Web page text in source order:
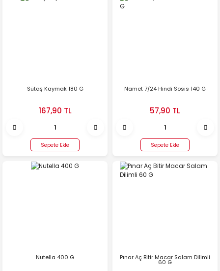
Sütaş Kaymak 180 G
167,90 TL
Sepete Ekle
Namet 7/24 Hindi Sosis 140 G
57,90 TL
Sepete Ekle
Nutella 400 G Pınar Aç Bitir Macar Salam Dilimli
60 G